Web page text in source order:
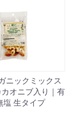
ニックミックス
オニブ入り｜有
塩 生タイプ